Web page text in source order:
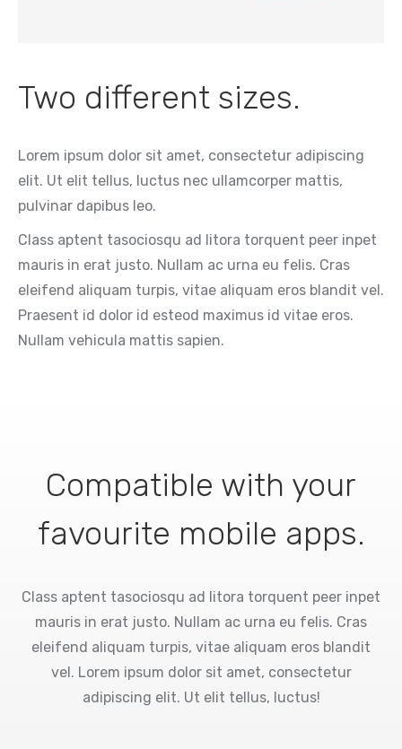
Two different sizes.
Lorem ipsum dolor sit amet, consectetur adipiscing
elit. Ut elit tellus, luctus nec ullamcorper mattis,
pulvinar dapibus leo.
Class aptent tasociosqu ad litora torquent peer inpet
mauris in erat justo. Nullam ac urna eu felis. Cras
eleifend aliquam turpis, vitae aliquam eros blandit vel.
Praesent id dolor id esteod maximus id vitae eros.
Nullam vehicula mattis sapien.
Compatible with your
favourite mobile apps.
Class aptent tasociosqu ad litora torquent peer inpet
mauris in erat justo. Nullam ac urna eu felis. Cras
eleifend aliquam turpis, vitae aliquam eros blandit
vel. Lorem ipsum dolor sit amet, consectetur
adipiscing elit. Ut elit tellus, luctus!